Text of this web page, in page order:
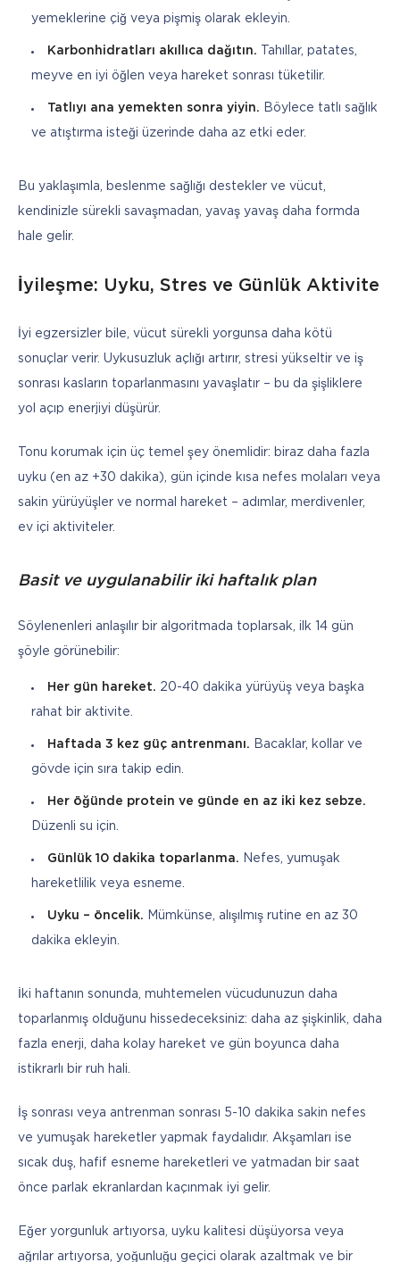
yemeklerine çiğ veya pişmiş olarak ekleyin.
Karbonhidratları akıllıca dağıtın. Tahıllar, patates,
meyve en iyi öğlen veya hareket sonrası tüketilir.
Tatlıyı ana yemekten sonra yiyin. Böylece tatlı sağlık
ve atıştırma isteği üzerinde daha az etki eder.
Bu yaklaşımla, beslenme sağlığı destekler ve vücut,
kendinizle sürekli savaşmadan, yavaş yavaş daha formda
hale gelir.
İyileşme: Uyku, Stres ve Günlük Aktivite
İyi egzersizler bile, vücut sürekli yorgunsa daha kötü
sonuçlar verir. Uykusuzluk açlığı artırır, stresi yükseltir ve iş
sonrası kasların toparlanmasını yavaşlatır – bu da şişliklere
yol açıp enerjiyi düşürür.
Tonu korumak için üç temel şey önemlidir: biraz daha fazla
uyku (en az +30 dakika), gün içinde kısa nefes molaları veya
sakin yürüyüşler ve normal hareket – adımlar, merdivenler,
ev içi aktiviteler.
Basit ve uygulanabilir iki haftalık plan
Söylenenleri anlaşılır bir algoritmada toplarsak, ilk 14 gün
şöyle görünebilir:
Her gün hareket. 20-40 dakika yürüyüş veya başka
rahat bir aktivite.
Haftada 3 kez güç antrenmanı. Bacaklar, kollar ve
gövde için sıra takip edin.
Her öğünde protein ve günde en az iki kez sebze.
Düzenli su için.
Günlük 10 dakika toparlanma. Nefes, yumuşak
hareketlilik veya esneme.
Uyku – öncelik. Mümkünse, alışılmış rutine en az 30
dakika ekleyin.
İki haftanın sonunda, muhtemelen vücudunuzun daha
toparlanmış olduğunu hissedeceksiniz: daha az şişkinlik, daha
fazla enerji, daha kolay hareket ve gün boyunca daha
istikrarlı bir ruh hali.
İş sonrası veya antrenman sonrası 5-10 dakika sakin nefes
ve yumuşak hareketler yapmak faydalıdır. Akşamları ise
sıcak duş, hafif esneme hareketleri ve yatmadan bir saat
önce parlak ekranlardan kaçınmak iyi gelir.
Eğer yorgunluk artıyorsa, uyku kalitesi düşüyorsa veya
ağrılar artıyorsa, yoğunluğu geçici olarak azaltmak ve bir